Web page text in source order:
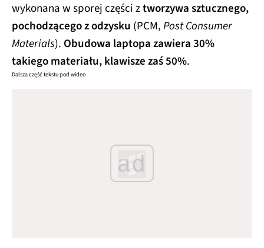
wykonana w sporej części ztworzywa sztucznego,
pochodzącego z odzysku (PCM,Post Consumer
Materials). Obudowa laptopa zawiera 30%
takiego materiału, klawisze zaś 50%.
Dalsza część tekstu pod wideo
ad